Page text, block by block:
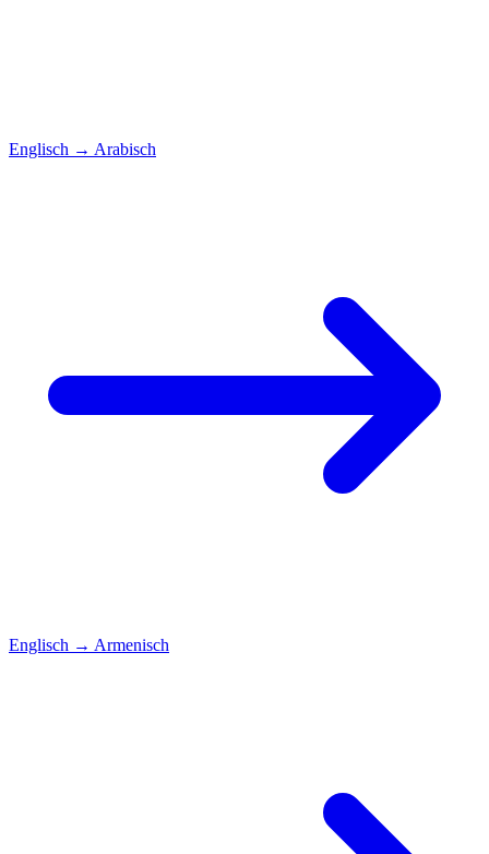
Englisch → Arabisch
Englisch → Armenisch